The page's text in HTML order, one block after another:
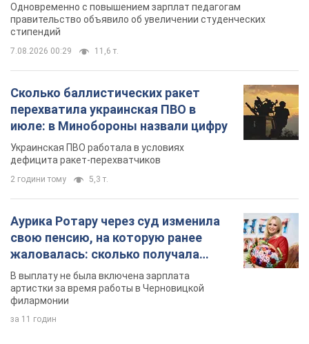
Одновременно с повышением зарплат педагогам
правительство объявило об увеличении студенческих
стипендий
7.08.2026 00:29 11,6 т.
Сколько баллистических ракет
перехватила украинская ПВО в
июле: в Минобороны назвали цифру
Украинская ПВО работала в условиях
дефицита ракет-перехватчиков
2 години тому 5,3 т.
Аурика Ротару через суд изменила
свою пенсию, на которую ранее
жаловалась: сколько получала
певица
В выплату не была включена зарплата
артистки за время работы в Черновицкой
филармонии
за 11 годин